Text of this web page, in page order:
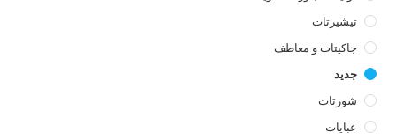
تيشيرتات
جاكيتات و معاطف
جديد
شورتات
عبايات